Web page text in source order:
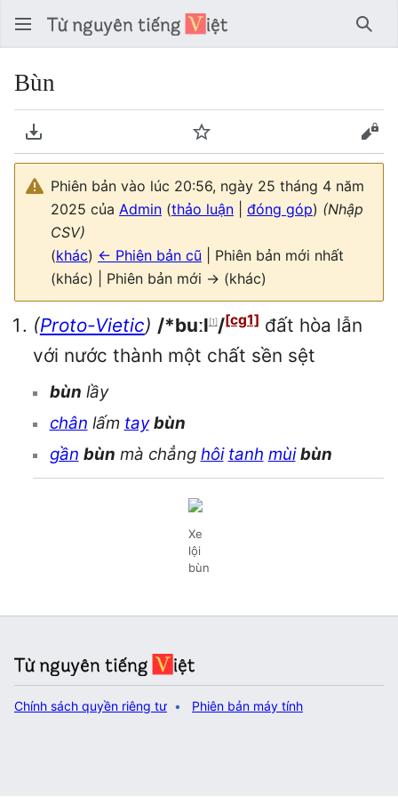
Tìm
Bùn
Tải về PDF Theo dõi
Phiên bản vào lúc 20:56, ngày 25 tháng 4 năm
2025 của Admin (thảo luận đóng góp) (Nhập
CSV)
(khác) ← Phiên bản cũ | Phiên bản mới nhất
(khác) | Phiên bản mới → (khác)
(Proto-Vietic) /*buːl [1]/[cg1] đất hòa lẫn
với nước thành một chất sền sệt
bùn lầy
chân lấm tay bùn
gần bùn mà chẳng hôi tanh mùi bùn
Xe
lội
bùn
Chính sách quyền riêng tư Phiên bản máy tính